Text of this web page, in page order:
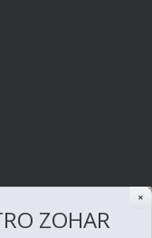
✕
ZOHAR